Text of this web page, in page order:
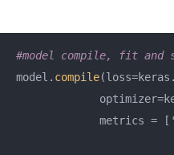
#model compile, fit and
model. compile
             metrics = [